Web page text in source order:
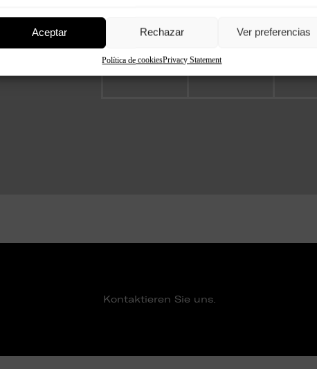
Aceptar Rechazar Ver preferencias
Política de cookiesPrivacy Statement
Farbe
PT-
Kontaktieren Sie uns.